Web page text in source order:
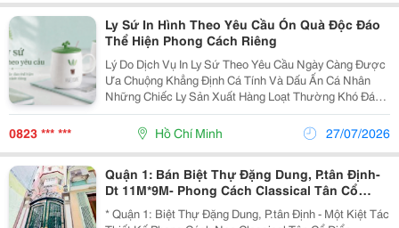
Ly Sứ In Hình Theo Yêu Cầu Ón Quà Độc Đáo
Thể Hiện Phong Cách Riêng
Lý Do Dịch Vụ In Ly Sứ Theo Yêu Cầu Ngày Càng Được
Ưa Chuộng Khẳng Định Cá Tính Và Dấu Ấn Cá Nhân
Những Chiếc Ly Sản Xuất Hàng Loạt Thường Khó Đáp
Ứng Được Mong Muốn Thể Hiện Cái Tôi Riêng Biệt.
Dịch Vụ Chế Tác Ly Sứ In Hình Theo Yêu Cầu Ra Đời...
0823 *** *** Hồ Chí Minh 27/07/2026
Quận 1: Bán Biệt Thự Đặng Dung, P.tân Định-
Dt 11M*9M- Phong Cách Classical Tân Cổ
Điển- Chính Chủ Giang Giang
* Quận 1: Biệt Thự Đặng Dung, P.tân Định - Một Kiệt Tác